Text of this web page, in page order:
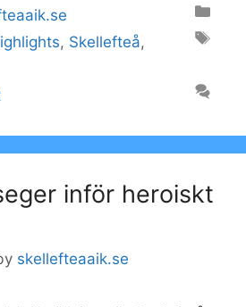
, Skellefteå,
inför heroiskt
skellefteaaik.se